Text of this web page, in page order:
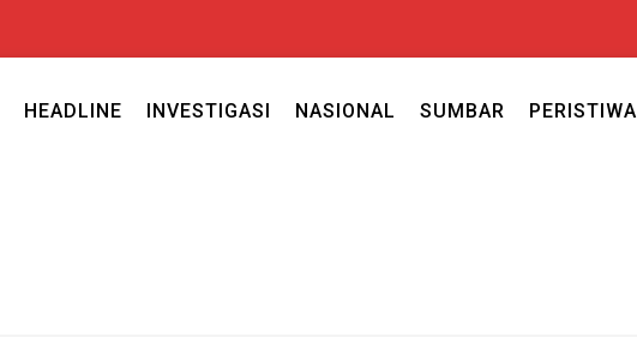
HEADLINE INVESTIGASI NASIONAL SUMBAR PERISTIWA